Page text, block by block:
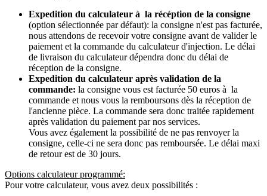
Expedition du calculateur à la récéption de la consigne
(option sélectionnée par défaut): la consigne n'est pas facturée,
nous attendons de recevoir votre consigne avant de valider le
paiement et la commande du calculateur d'injection. Le délai
de livraison du calculateur dépendra donc du délai de
réception de la consigne.
Expedition du calculateur après validation de la
commande: la consigne vous est facturée 50 euros à la
commande et nous vous la remboursons dès la réception de
l'ancienne pièce. La commande sera donc traitée rapidement
après validation du paiement par nos services.
Vous avez également la possibilité de ne pas renvoyer la
consigne, celle-ci ne sera donc pas remboursée. Le délai maxi
de retour est de 30 jours.
Options calculateur programmé:
Pour votre calculateur, vous avez deux possibilités :